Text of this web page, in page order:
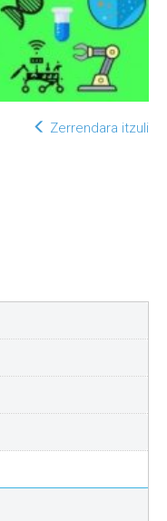
Zerrendara itzuli